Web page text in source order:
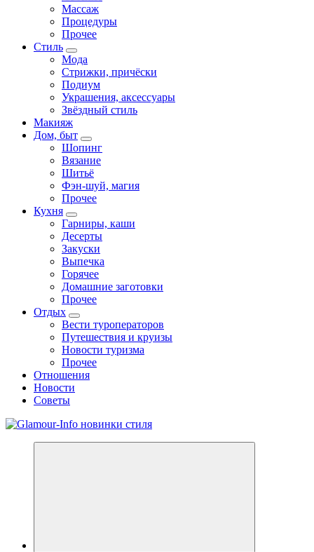
Массаж
Процедуры
Прочее
Стиль
Мода
Стрижки, причёски
Подиум
Украшения, аксессуары
Звёздный стиль
Макияж
Дом, быт
Шопинг
Вязание
Шитьё
Фэн-шуй, магия
Прочее
Кухня
Гарниры, каши
Десерты
Закуски
Выпечка
Горячее
Домашние заготовки
Прочее
Отдых
Вести туроператоров
Путешествия и круизы
Новости туризма
Прочее
Отношения
Новости
Советы
Секреты молодости, красоты и долголетия. Гламурный журнал